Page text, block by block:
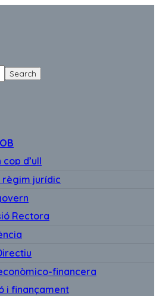
cop d’ull
règim jurídic
Rectora
financera
i finançament